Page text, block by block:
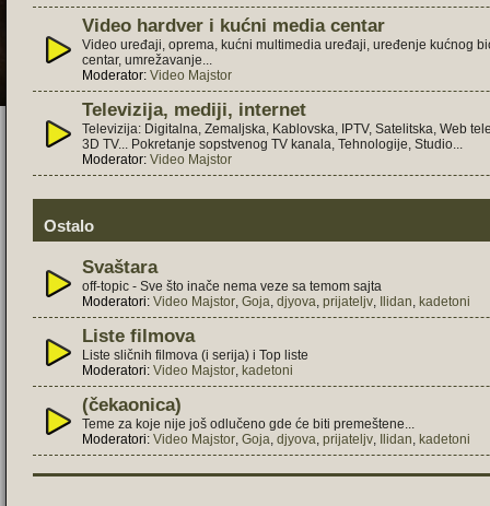
Video hardver i kućni media centar
Video uređaji, oprema, kućni multimedia uređaji, uređenje kućnog
centar, umrežavanje...
Moderator: Video Majstor
Televizija, mediji, internet
Televizija: Digitalna, Zemaljska, Kablovska, IPTV, Satelitska, Web
3D TV... Pokretanje sopstvenog TV kanala, Tehnologije, Studio...
Moderator: Video Majstor
Ostalo
Svaštara
off-topic - Sve što inače nema veze sa temom sajta
Moderatori: Video Majstor, Goja, djyova, prijateljv, Ilidan, kadetoni
Liste filmova
Liste sličnih filmova (i serija) i Top liste
Moderatori: Video Majstor, kadetoni
(čekaonica)
Teme za koje nije još odlučeno gde će biti premeštene...
Moderatori: Video Majstor, Goja, djyova, prijateljv, Ilidan, kadetoni